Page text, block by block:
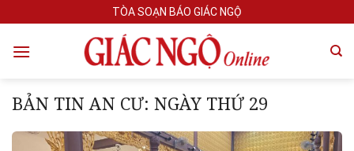
to
content
TÒA SOẠN BÁO GIÁC NGỘ
BẢN TIN AN CƯ: NGÀY THỨ 29